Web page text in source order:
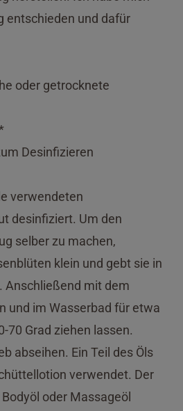
entschieden und dafür
oder getrocknete
Desinfizieren
verwendeten
desinfiziert. Um den
selber zu machen,
klein und gebt sie in
Anschließend mit dem
und im Wasserbad für etwa
70 Grad ziehen lassen.
abseihen. Ein Teil des Öls
verwendet. Der
oder Massageöl